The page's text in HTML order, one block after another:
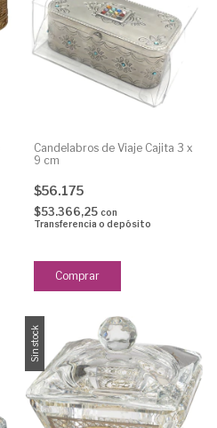
Candelabros de Viaje Cajita 3 x
9 cm
$56.175
$53.366,25 con
Transferencia o depósito
Sin stock